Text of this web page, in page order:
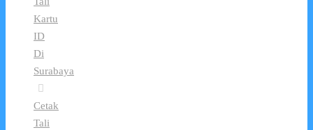
Kartu
ID
Di
Surabaya
Cetak
Tali